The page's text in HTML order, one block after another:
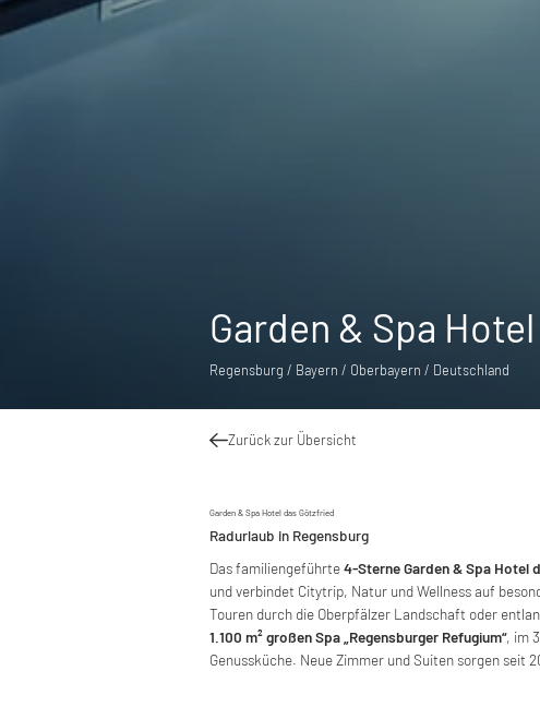
Garden & Spa
Regensburg / Bayern / Oberbayern / Deutschland
Zurück zur Übersicht
Garden & Spa Hotel das Götzfried
Radurlaub in Regensburg
Das familiengeführte4-Sterne Garden & Spa Hotel
und verbindet Citytrip, Natur und Wellness auf
Touren durch die Oberpfälzer Landschaft oder
1.100 m² großen Spa „Regensburger Refugium“, im
Genussküche. Neue Zimmer und Suiten sorgen seit